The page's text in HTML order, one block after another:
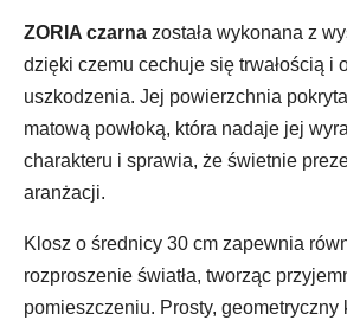
ZORIA czarna została wykonana z
dzięki czemu cechuje się trwałością i
uszkodzenia. Jej powierzchnia
matową powłoką, która nadaje jej
charakteru i sprawia, że świetnie
aranżacji.
Klosz o średnicy 30 cm zapewnia
rozproszenie światła, tworząc
pomieszczeniu. Prosty, geometryczny